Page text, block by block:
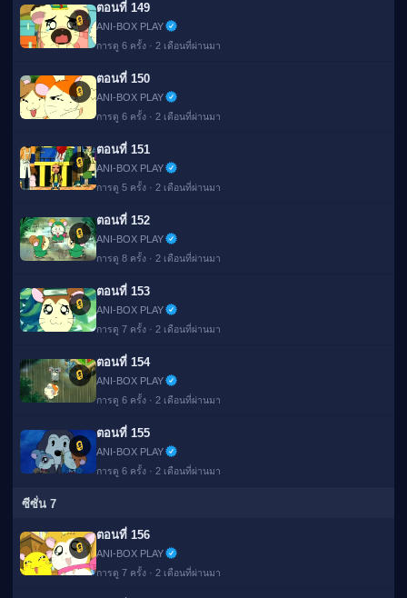
🔒
ตอนที่ 149
ANI-BOX PLAY
การดู 6 ครั้ง · 2 เดือนที่ผ่านมา
🔒
ตอนที่ 150
ANI-BOX PLAY
การดู 6 ครั้ง · 2 เดือนที่ผ่านมา
🔒
ตอนที่ 151
ANI-BOX PLAY
การดู 5 ครั้ง · 2 เดือนที่ผ่านมา
🔒
ตอนที่ 152
ANI-BOX PLAY
การดู 8 ครั้ง · 2 เดือนที่ผ่านมา
🔒
ตอนที่ 153
ANI-BOX PLAY
การดู 7 ครั้ง · 2 เดือนที่ผ่านมา
🔒
ตอนที่ 154
ANI-BOX PLAY
การดู 6 ครั้ง · 2 เดือนที่ผ่านมา
🔒
ตอนที่ 155
ANI-BOX PLAY
การดู 6 ครั้ง · 2 เดือนที่ผ่านมา
ซีซั่น 7
🔒
ตอนที่ 156
ANI-BOX PLAY
การดู 7 ครั้ง · 2 เดือนที่ผ่านมา